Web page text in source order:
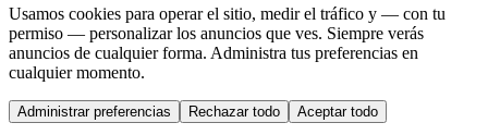
Usamos cookies para operar el sitio, medir el tráfico y — con tu
permiso — personalizar los anuncios que ves. Siempre verás
anuncios de cualquier forma. Administra tus preferencias en
cualquier momento.
Administrar preferencias Rechazar todo Aceptar todo